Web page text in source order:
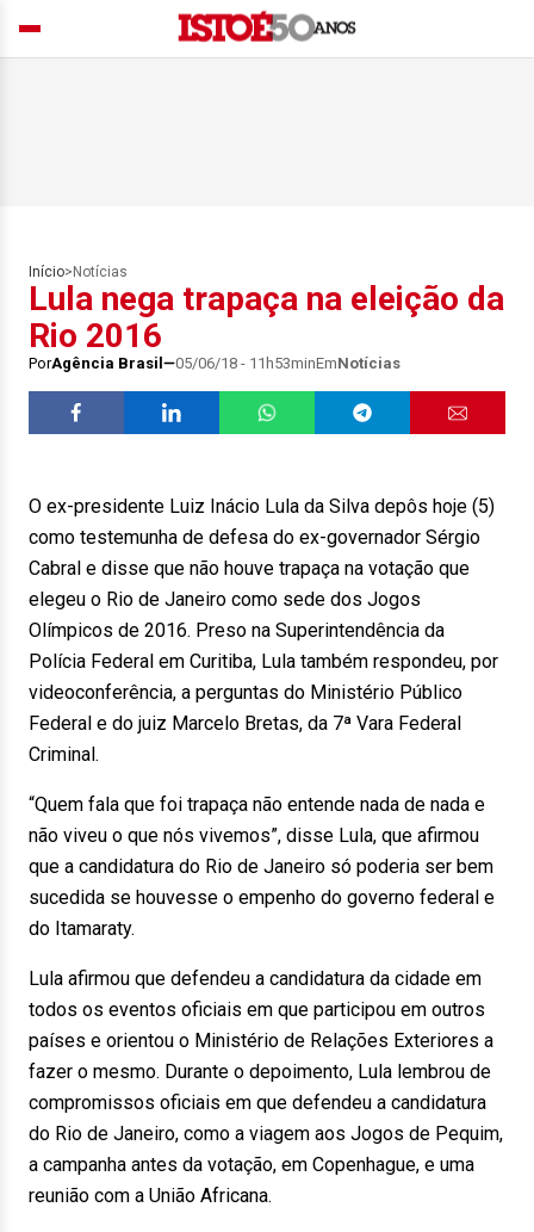
Início> Notícias
Lula nega trapaça na eleição da
Rio 2016
PorAgência Brasil 05/06/18 - 11h53minEmNotícias
O ex-presidente Luiz Inácio Lula da Silva depôs hoje (5)
como testemunha de defesa do ex-governador Sérgio
Cabral e disse que não houve trapaça na votação que
elegeu o Rio de Janeiro como sede dos Jogos
Olímpicos de 2016. Preso na Superintendência da
Polícia Federal em Curitiba, Lula também respondeu, por
videoconferência, a perguntas do Ministério Público
Federal e do juiz Marcelo Bretas, da 7ª Vara Federal
Criminal.
“Quem fala que foi trapaça não entende nada de nada e
não viveu o que nós vivemos”, disse Lula, que afirmou
que a candidatura do Rio de Janeiro só poderia ser bem
sucedida se houvesse o empenho do governo federal e
do Itamaraty.
Lula afirmou que defendeu a candidatura da cidade em
todos os eventos oficiais em que participou em outros
países e orientou o Ministério de Relações Exteriores a
fazer o mesmo. Durante o depoimento, Lula lembrou de
compromissos oficiais em que defendeu a candidatura
do Rio de Janeiro, como a viagem aos Jogos de Pequim,
a campanha antes da votação, em Copenhague, e uma
reunião com a União Africana.